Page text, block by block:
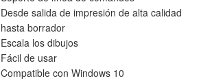
Desde salida de impresión de alta calidad
hasta borrador
Escala los dibujos
Fácil de usar
Compatible con Windows 10